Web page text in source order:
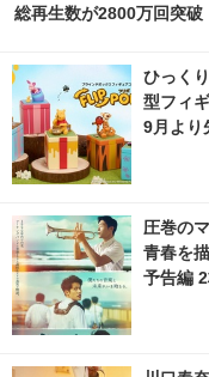
総再生数が2800万回突
ひっく
型フィ
9月より
圧巻の
青春を
予告編